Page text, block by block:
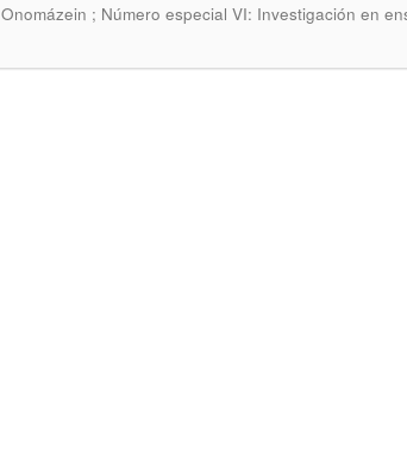
Onomázein ; Número especial VI: Investigación en